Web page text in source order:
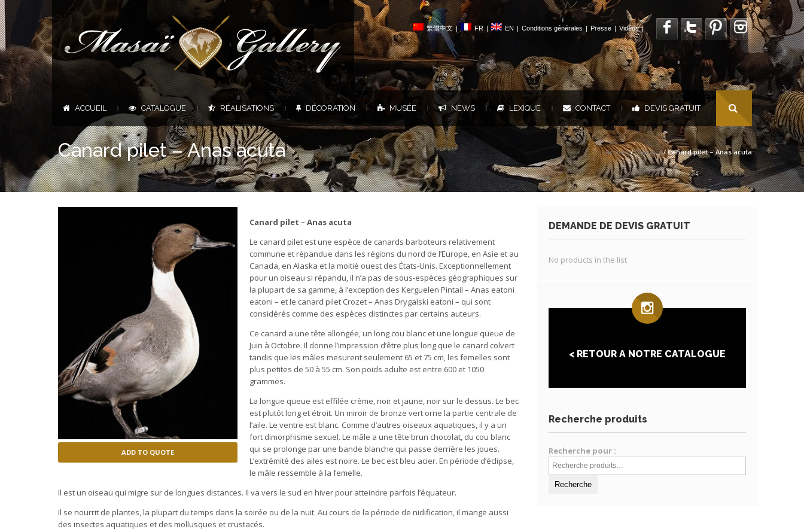
繁體中文 | FR | EN | Conditions générales | Presse | Vidéos |
ACCUEIL CATALOGUE RÉALISATIONS DÉCORATION MUSÉE NEWS LEXIQUE CONTACT DEVIS GRATUIT
Canard pilet – Anas acuta Accueil/Oiseaux/ Canard pilet – Anas acuta
ADD TO QUOTE
Canard pilet – Anas acuta
Le canard pilet est une espèce de canards barboteurs relativement
commune et répandue dans les régions du nord de l’Europe, en Asie et au
Canada, en Alaska et la moitié ouest des États-Unis. Exceptionnellement
pour un oiseau si répandu, il n’a pas de sous-espèces géographiques sur
la plupart de sa gamme, à l’exception des Kerguelen Pintail – Anas eatoni
eatoni – et le canard pilet Crozet – Anas Drygalski eatoni – qui sont
considérés comme des espèces distinctes par certains auteurs.
Ce canard a une tête allongée, un long cou blanc et une longue queue de
Juin à Octobre. Il donne l’impression d’être plus long que le canard colvert
tandis que les mâles mesurent seulement 65 et 75 cm, les femelles sont
plus petites de 50 à 55 cm. Son poids adulte est entre 600 et 1050
grammes.
La longue queue est effilée crème, noir et jaune, noir sur le dessus. Le bec
est plutôt long et étroit. Un miroir de bronze vert orne la partie centrale de
l’aile. Le ventre est blanc. Comme d’autres oiseaux aquatiques, il y a un
fort dimorphisme sexuel. Le mâle a une tête brun chocolat, du cou blanc
qui se prolonge par une bande blanche qui passe derrière les joues.
L’extrémité des ailes est noire. Le bec est bleu acier. En période d’éclipse,
le mâle ressemble à la femelle.
Il est un oiseau qui migre sur de longues distances. Il va vers le sud en hiver pour atteindre parfois l’équateur.
Il se nourrit de plantes, la plupart du temps dans la soirée ou de la nuit. Au cours de la période de nidification, il mange aussi
des insectes aquatiques et des mollusques et crustacés.
DEMANDE DE DEVIS GRATUIT
No products in the list
< RETOUR A NOTRE CATALOGUE
Recherche produits
Recherche pour :